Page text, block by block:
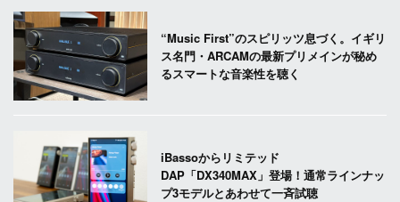
“Music First”のスピリッツ息づく。イギリ
ス名門・ARCAMの最新プリメインが秘め
るスマートな音楽性を聴く
iBassoからリミテッド
DAP「DX340MAX」登場！通常ラインナッ
プ3モデルとあわせて一斉試聴